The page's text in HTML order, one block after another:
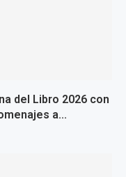
del Libro 2026 con
a...